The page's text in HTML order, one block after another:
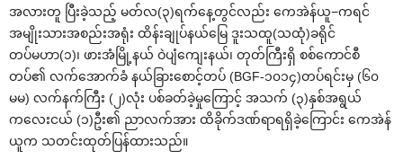
အလားတူ ပြီးခဲ့သည့် မတ်လ(၃)ရက်နေ့တွင်လည်း ကေအဲန်ယူ−ကရင်
အမျိုးသားအစည်းအရုံး ထိန်းချုပ်နယ်မြေ ဒူးသထူ(သထုံ)ခရိုင်
တပ်မဟာ(၁)၊ ဖားအံမြို့နယ် ဝဲပျံကျေးနယ်၊ တုတ်ကြီးရှိ စစ်ကောင်စီ
တပ်၏ လက်အောက်ခံ နယ်ခြားစောင့်တပ် (BGF-၁၀၁၄)တပ်ရင်းမှ (၆၀
မမ) လက်နက်ကြီး (၂)လုံး ပစ်ခတ်ခဲ့မှုကြောင့် အသက် (၃)နှစ်အရွယ်
ကလေးငယ် (၁)ဦး၏ ညာလက်အား ထိခိုက်ဒဏ်ရာရရှိခဲ့ကြောင်း ကေအဲန်
ယူက သတင်းထုတ်ပြန်ထားသည်။